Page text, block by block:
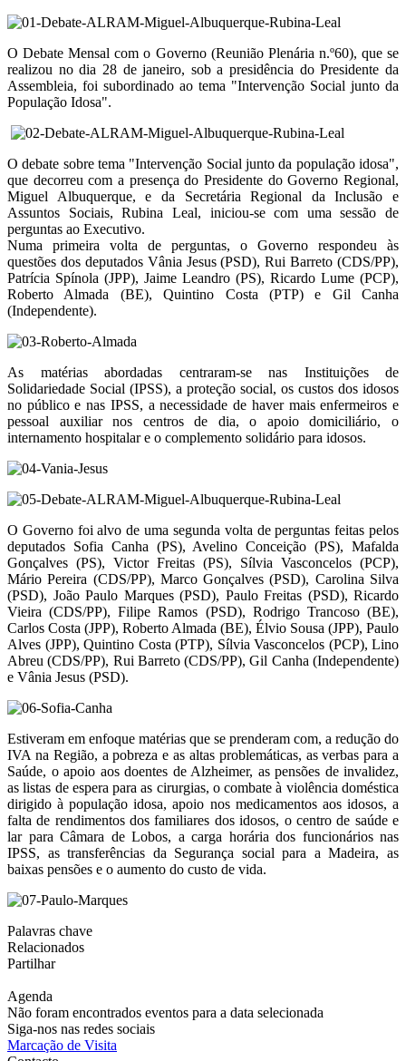
O Debate Mensal com o Governo (Reunião Plenária n.º60), que se
realizou no dia 28 de janeiro, sob a presidência do Presidente da
Assembleia, foi subordinado ao tema "Intervenção Social junto da
População Idosa".
O debate sobre tema "Intervenção Social junto da população idosa",
que decorreu com a presença do Presidente do Governo Regional,
Miguel Albuquerque, e da Secretária Regional da Inclusão e
Assuntos Sociais, Rubina Leal, iniciou-se com uma sessão de
perguntas ao Executivo.
Numa primeira volta de perguntas, o Governo respondeu às
questões dos deputados Vânia Jesus (PSD), Rui Barreto (CDS/PP),
Patrícia Spínola (JPP), Jaime Leandro (PS), Ricardo Lume (PCP),
Roberto Almada (BE), Quintino Costa (PTP) e Gil Canha
(Independente).
As matérias abordadas centraram-se nas Instituições de
Solidariedade Social (IPSS), a proteção social, os custos dos idosos
no público e nas IPSS, a necessidade de haver mais enfermeiros e
pessoal auxiliar nos centros de dia, o apoio domiciliário, o
internamento hospitalar e o complemento solidário para idosos.
O Governo foi alvo de uma segunda volta de perguntas feitas pelos
deputados Sofia Canha (PS), Avelino Conceição (PS), Mafalda
Gonçalves (PS), Victor Freitas (PS), Sílvia Vasconcelos (PCP),
Mário Pereira (CDS/PP), Marco Gonçalves (PSD), Carolina Silva
(PSD), João Paulo Marques (PSD), Paulo Freitas (PSD), Ricardo
Vieira (CDS/PP), Filipe Ramos (PSD), Rodrigo Trancoso (BE),
Carlos Costa (JPP), Roberto Almada (BE), Élvio Sousa (JPP), Paulo
Alves (JPP), Quintino Costa (PTP), Sílvia Vasconcelos (PCP), Lino
Abreu (CDS/PP), Rui Barreto (CDS/PP), Gil Canha (Independente)
e Vânia Jesus (PSD).
Estiveram em enfoque matérias que se prenderam com, a redução do
IVA na Região, a pobreza e as altas problemáticas, as verbas para a
Saúde, o apoio aos doentes de Alzheimer, as pensões de invalidez,
as listas de espera para as cirurgias, o combate à violência doméstica
dirigido à população idosa, apoio nos medicamentos aos idosos, a
falta de rendimentos dos familiares dos idosos, o centro de saúde e
lar para Câmara de Lobos, a carga horária dos funcionários nas
IPSS, as transferências da Segurança social para a Madeira, as
baixas pensões e o aumento do custo de vida.
Palavras chave
Relacionados
Partilhar
Agenda
Não foram encontrados eventos para a data selecionada
Siga-nos nas redes sociais
Marcação de Visita